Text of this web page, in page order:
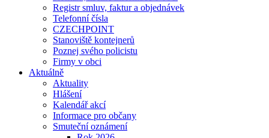
Registr smluv, faktur a objednávek
Telefonní čísla
CZECHPOINT
Stanoviště kontejnerů
Poznej svého policistu
Firmy v obci
Aktuálně
Aktuality
Hlášení
Kalendář akcí
Informace pro občany
Smuteční oznámení